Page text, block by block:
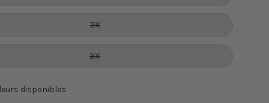
2X
3X
disponibles